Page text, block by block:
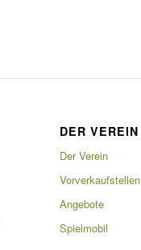
DER VEREIN
Der Verein
Vorverkaufstellen
Angebote
Spielmobil